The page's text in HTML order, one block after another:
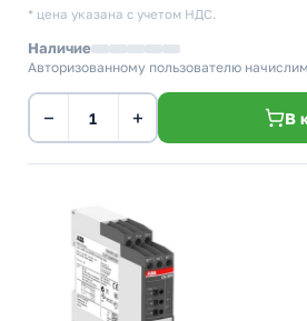
* цена указана с учетом НДС.
Наличие
Авторизованному пользователю начислим
− + В